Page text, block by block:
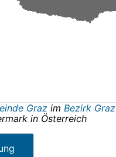
Graz im Bezirk Graz
in Österreich